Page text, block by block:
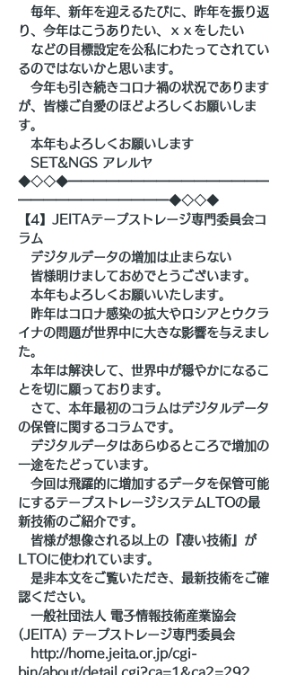
毎年、新年を迎えるたびに、昨年を振り返
り、今年はこうありたい、ｘｘをしたい
などの目標設定を公私にわたってされてい
るのではないかと思います。
今年も引き続きコロナ禍の状況であります
が、皆様ご自愛のほどよろしくお願いしま
す。
本年もよろしくお願いします
SET&NGS アレルヤ
◆◇◇◆━━━━━━━━━━━━━━━━
━━━━━━━━━━━━◆◇◇◆
【4】JEITAテープストレージ専門委員会コ
ラム
デジタルデータの増加は止まらない
皆様明けましておめでとうございます。
本年もよろしくお願いいたします。
昨年はコロナ感染の拡大やロシアとウクラ
イナの問題が世界中に大きな影響を与えまし
た。
本年は解決して、世界中が穏やかになるこ
とを切に願っております。
さて、本年最初のコラムはデジタルデータ
の保管に関するコラムです。
デジタルデータはあらゆるところで増加の
一途をたどっています。
今回は飛躍的に増加するデータを保管可能
にするテープストレージシステムLTOの最
新技術のご紹介です。
皆様が想像される以上の『凄い技術』が
LTOに使われています。
是非本文をご覧いただき、最新技術をご確
認ください。
一般社団法人 電子情報技術産業協会
(JEITA) テープストレージ専門委員会
http://home.jeita.or.jp/cgi-
bin/about/detail.cgi?ca=1&ca2=292